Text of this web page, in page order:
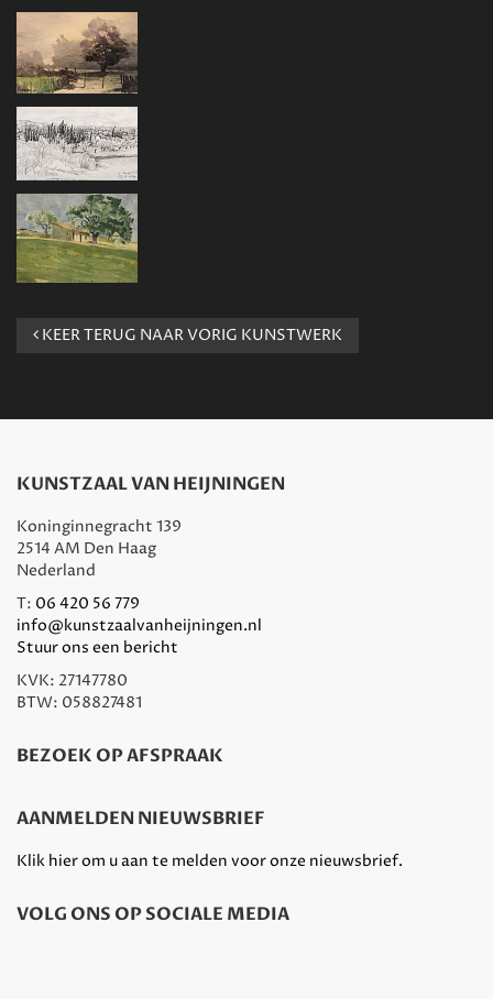
KEER TERUG NAAR VORIG KUNSTWERK
KUNSTZAAL VAN HEIJNINGEN
Koninginnegracht 139
2514 AM Den Haag
Nederland
T: 06 420 56 779
info@kunstzaalvanheijningen.nl
Stuur ons een bericht
KVK: 27147780
BTW: 058827481
BEZOEK OP AFSPRAAK
AANMELDEN NIEUWSBRIEF
Klik hier om u aan te melden voor onze nieuwsbrief.
VOLG ONS OP SOCIALE MEDIA